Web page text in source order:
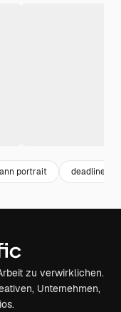
portrait deadline
zu verwirklichen.
Unternehmen,